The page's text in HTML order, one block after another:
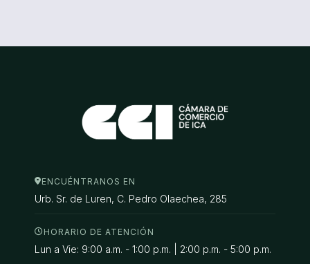
ENCUÉNTRANOS EN
Urb. Sr. de Luren, C. Pedro Olaechea, 285
HORARIO DE ATENCIÓN
Lun a Vie: 9:00 a.m. - 1:00 p.m. | 2:00 p.m. - 5:00 p.m.